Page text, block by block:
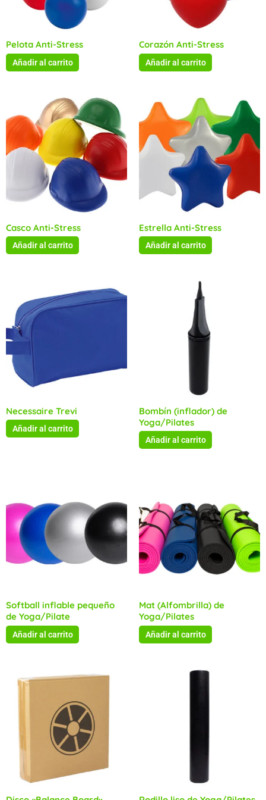
Pelota Anti-Stress
Añadir al carrito
Corazón Anti-Stress
Añadir al carrito
Casco Anti-Stress
Añadir al carrito
Estrella Anti-Stress
Añadir al carrito
Necessaire Trevi
Añadir al carrito
Bombín (inflador) de
Yoga/Pilates
Añadir al carrito
Softball inflable pequeño
de Yoga/Pilate
Añadir al carrito
Mat (Alfombrilla) de
Yoga/Pilates
Añadir al carrito